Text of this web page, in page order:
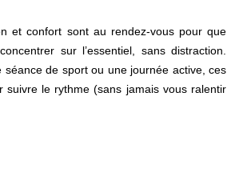
et confort sont au rendez-vous pour que
sur l’essentiel, sans distraction.
séance de sport ou une journée active, ces
suivre le rythme (sans jamais vous ralentir